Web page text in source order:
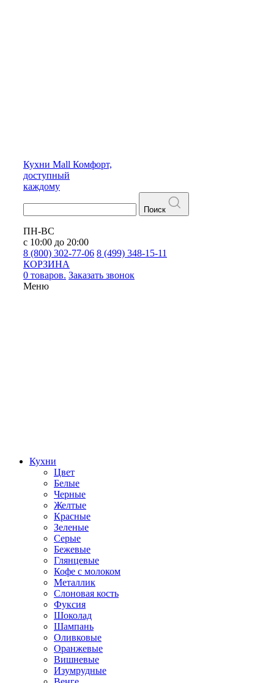
Кухни Mall Комфорт,
доступный
каждому
Поиск
ПН-ВС
с 10:00 до 20:00
8 (800) 302-77-06 8 (499) 348-15-11
КОРЗИНА
0 товаров. Заказать звонок
Меню
Кухни
Цвет
Белые
Черные
Желтые
Красные
Зеленые
Серые
Бежевые
Глянцевые
Кофе с молоком
Металлик
Слоновая кость
Фуксия
Шоколад
Шампань
Оливковые
Оранжевые
Вишневые
Изумрудные